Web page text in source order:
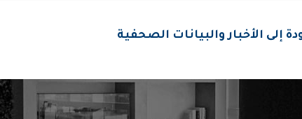
إلى الأخبار والبيانات الصحفية